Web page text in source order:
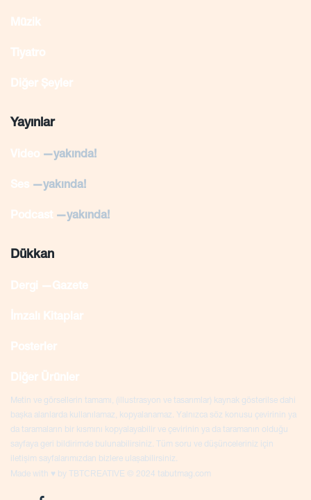
Müzik
Tiyatro
Diğer Şeyler
Yayınlar
Video —yakında!
Ses —yakında!
Podcast —yakında!
Dükkan
Dergi —Gazete
İmzalı Kitaplar
Posterler
Diğer Ürünler
Metin ve görsellerin tamamı, (illustrasyon ve tasarımlar) kaynak gösterilse dahi
başka alanlarda kullanılamaz, kopyalanamaz. Yalnızca söz konusu çevirinin ya
da taramaların bir kısmını kopyalayabilir ve çevirinin ya da taramanın olduğu
sayfaya geri bildirimde bulunabilirsiniz. Tüm soru ve düşünceleriniz için
iletişim sayfalarımızdan bizlere ulaşabilirsiniz.
Made with ♥ by TBTCREATIVE © 2024 tabutmag.com